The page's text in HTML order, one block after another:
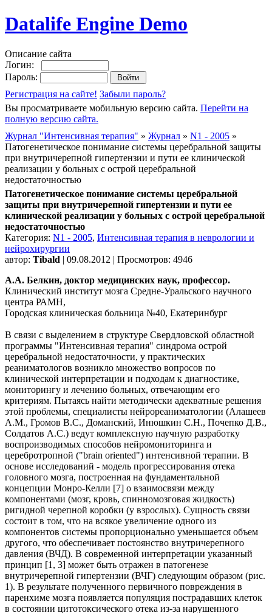
Datalife Engine Demo
Описание сайта
Логин:
Пароль:
Регистрация на сайте! Забыли пароль?
Вы просматриваете мобильную версию сайта. Перейти на
полную версию сайта.
Журнал "Интенсивная терапия" » Журнал » N1 - 2005 »
Патогенетическое понимание системы церебральной защиты
при внутричерепной гипертензии и пути ее клинической
реализации у больных с острой церебральной
недостаточностью
Патогенетическое понимание системы церебральной
защиты при внутричерепной гипертензии и пути ее
клинической реализации у больных с острой церебральной
недостаточностью
Категория: N1 - 2005, Интенсивная терапия в неврологии и
нейрохирургии
автор: Tibald | 09.08.2012 | Просмотров: 4946
А.А. Белкин, доктор медицинских наук, профессор.
Клинический институт мозга Средне-Уральского научного
центра РАМН,
Городская клиническая больница №40, Екатеринбург
В связи с выделением в структуре Свердловской областной
программы "Интенсивная терапия" синдрома острой
церебральной недостаточности, у практических
реаниматологов возникло множество вопросов по
клинической интерпретации и подходам к диагностике,
мониторингу и лечению больных, отвечающим его
критериям. Пытаясь найти методически адекватные решения
этой проблемы, специалисты нейрореаниматологии (Алашеев
А.М., Громов В.С., Доманский, Инюшкин С.Н., Почепко Д.В.,
Солдатов А.С.) ведут комплексную научную разработку
воспроизводимых способов нейромониторинга и
церебротропной ("brain oriented") интенсивной терапии. В
основе исследований - модель прогрессирования отека
головного мозга, построенная на фундаментальной
концепции Монро-Келли [7] о взаимосвязи между
компонентами (мозг, кровь, спинномозговая жидкость)
ригидной черепной коробки (у взрослых). Сущность связи
состоит в том, что на всякое увеличение одного из
компонентов системы пропорционально уменьшается объем
другого, что обеспечивает постоянство внутричерепного
давления (ВЧД). В современной интерпретации указанный
принцип [1, 3] может быть отражен в патогенезе
внутричерепной гипертензии (ВЧГ) следующим образом (рис.
1). В результате полученного первичного повреждения в
паренхиме мозга появляется популяция пострадавших клеток
в состоянии цитотоксического отека из-за нарушенного